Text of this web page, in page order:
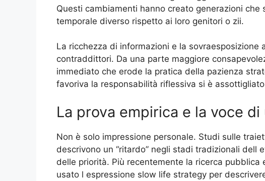
Questi cambiamenti hanno creato generazioni che
temporale diverso rispetto ai loro genitori o zii.
La ricchezza di informazioni e la
contraddittori. Da una parte maggiore
immediato che erode la pratica della pazienza
favoriva la responsabilità riflessiva si è
La prova empirica e la voce
Non è solo impressione personale. Studi sulle
descrivono un “ritardo” negli stadi tradizionali dell
delle priorità. Più recentemente la ricerca
usato l espressione slow life strategy per